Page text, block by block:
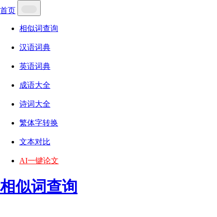
首页
相似词查询
汉语词典
英语词典
成语大全
诗词大全
繁体字转换
文本对比
AI一键论文
相似词查询